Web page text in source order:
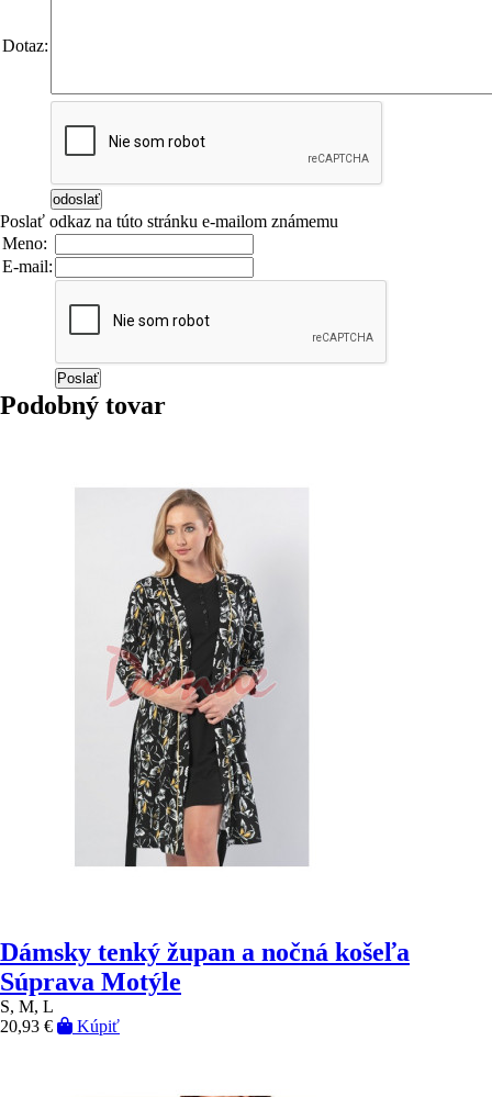
Dotaz:
Poslať odkaz na túto stránku e-mailom známemu
Meno:
E-mail:
Podobný tovar
Dámsky tenký župan a nočná košeľa
Súprava Motýle
S, M, L
20,93 €
Kúpiť